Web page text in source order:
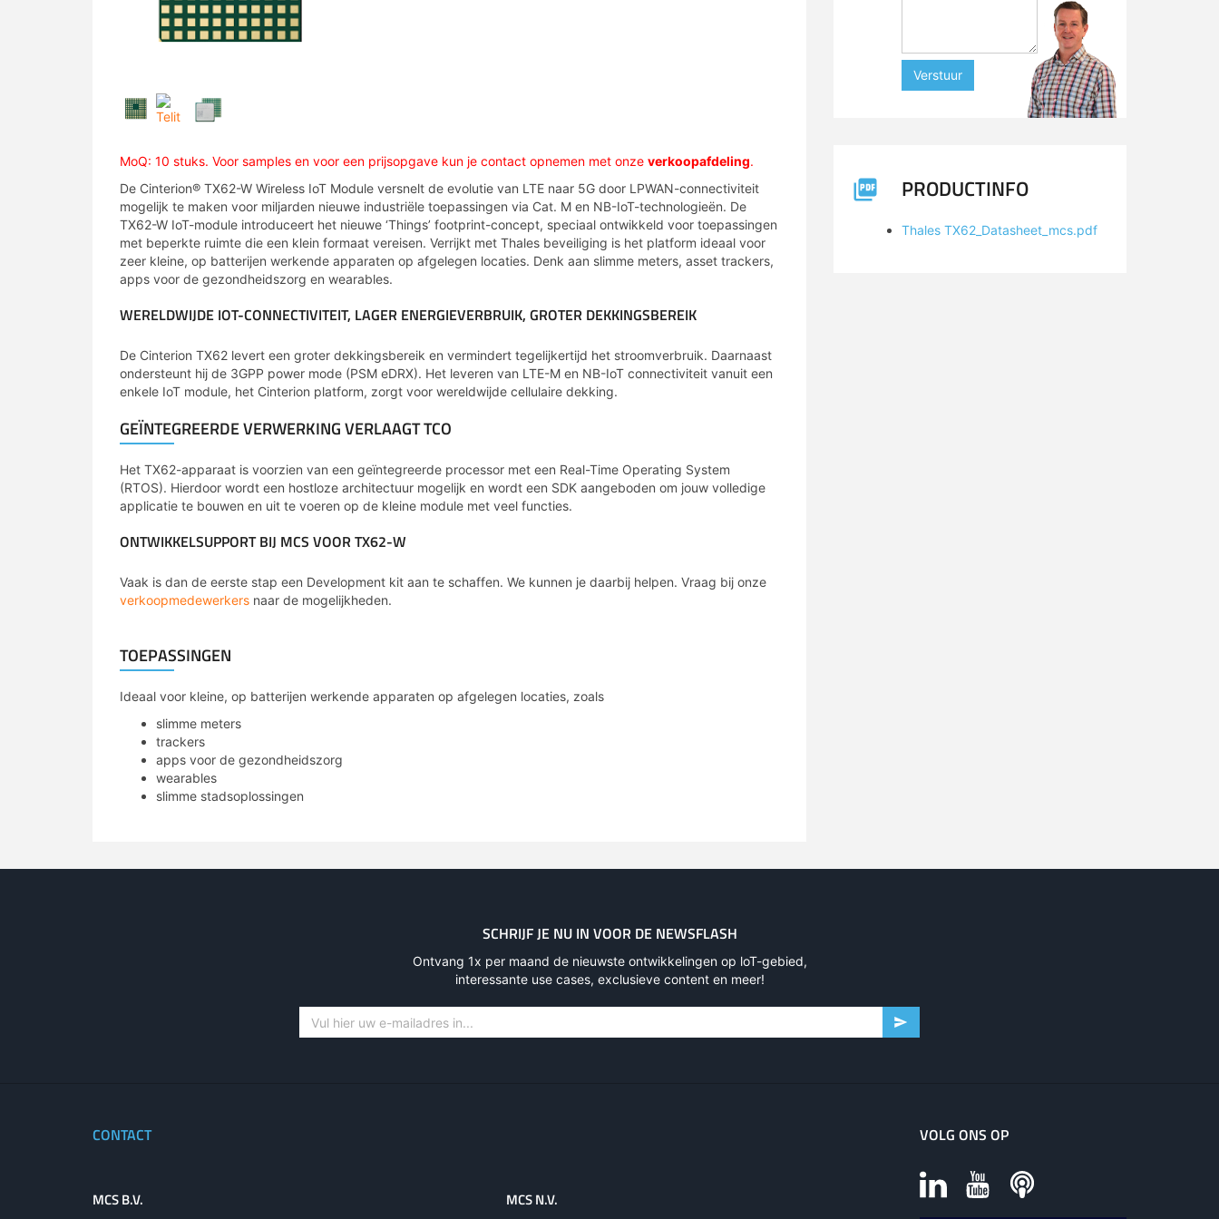
MoQ: 10 stuks. Voor samples en voor een prijsopgave kun je contact opnemen met onze verkoopafdeling.
De Cinterion® TX62-W Wireless IoT Module versnelt de evolutie van LTE naar 5G door LPWAN-connectiviteit
mogelijk te maken voor miljarden nieuwe industriële toepassingen via Cat. M en NB-IoT-technologieën. De
TX62-W IoT-module introduceert het nieuwe ‘Things’ footprint-concept, speciaal ontwikkeld voor toepassingen
met beperkte ruimte die een klein formaat vereisen. Verrijkt met Thales beveiliging is het platform ideaal voor
zeer kleine, op batterijen werkende apparaten op afgelegen locaties. Denk aan slimme meters, asset trackers,
apps voor de gezondheidszorg en wearables.
WERELDWIJDE IOT-CONNECTIVITEIT, LAGER ENERGIEVERBRUIK, GROTER DEKKINGSBEREIK
De Cinterion TX62 levert een groter dekkingsbereik en vermindert tegelijkertijd het stroomverbruik. Daarnaast
ondersteunt hij de 3GPP power mode (PSM eDRX). Het leveren van LTE-M en NB-IoT connectiviteit vanuit een
enkele IoT module, het Cinterion platform, zorgt voor wereldwijde cellulaire dekking.
GEÏNTEGREERDE VERWERKING VERLAAGT TCO
Het TX62-apparaat is voorzien van een geïntegreerde processor met een Real-Time Operating System
(RTOS). Hierdoor wordt een hostloze architectuur mogelijk en wordt een SDK aangeboden om jouw volledige
applicatie te bouwen en uit te voeren op de kleine module met veel functies.
ONTWIKKELSUPPORT BIJ MCS VOOR TX62-W
Vaak is dan de eerste stap een Development kit aan te schaffen. We kunnen je daarbij helpen. Vraag bij onze
verkoopmedewerkers naar de mogelijkheden.
TOEPASSINGEN
Ideaal voor kleine, op batterijen werkende apparaten op afgelegen locaties, zoals
slimme meters
trackers
apps voor de gezondheidszorg
wearables
slimme stadsoplossingen
Verstuur
PRODUCTINFO
Thales TX62_Datasheet_mcs.pdf
SCHRIJF JE NU IN VOOR DE NEWSFLASH
Ontvang 1x per maand de nieuwste ontwikkelingen op loT-gebied,
interessante use cases, exclusieve content en meer!
CONTACT
MCS B.V. MCS N.V.
VOLG ONS OP